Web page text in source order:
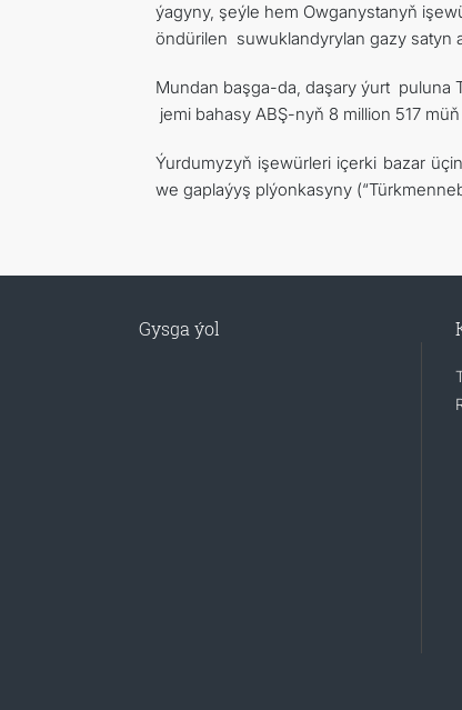
ýagyny, şeýle hem Owganystanyň
öndürilen suwuklandyrylan gazy satyn
Mundan başga-da, daşary ýurt puluna
jemi bahasy ABŞ-nyň 8 million 517
Ýurdumyzyň işewürleri içerki bazar
we gaplaýyş plýonkasyny
Gysga ýol